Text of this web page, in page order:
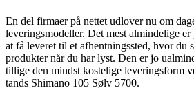
En del firmaer på nettet udlover nu om
leveringsmodeller. Det mest almindelige
at få leveret til et afhentningssted, hvor du
produkter når du har lyst. Den er jo
tillige den mindst kostelige leveringsform
tands Shimano 105 Sølv 5700.